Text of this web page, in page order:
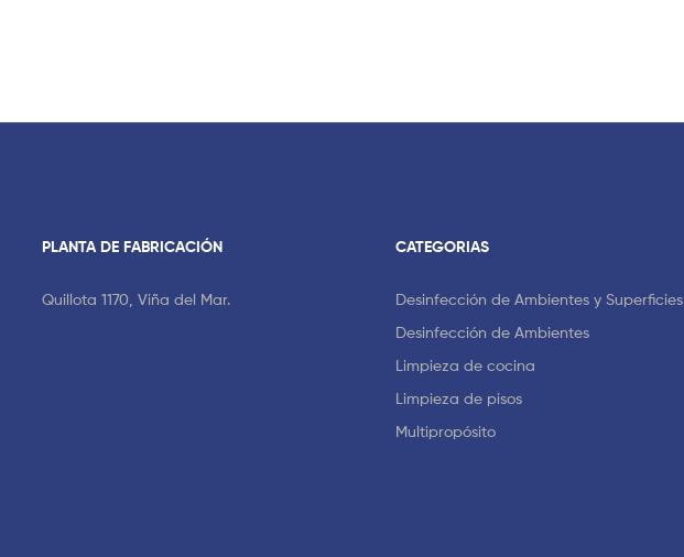
PLANTA DE FABRICACIÓN
Quillota 1170, Viña del Mar.
CATEGORIAS
Desinfección de Ambientes y Superficies
Desinfección de Ambientes
Limpieza de cocina
Limpieza de pisos
Multipropósito